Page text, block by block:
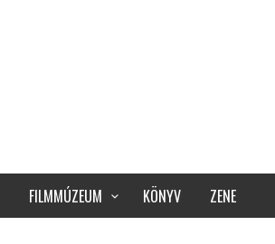
FILMMÚZEUM KÖNYV ZENE